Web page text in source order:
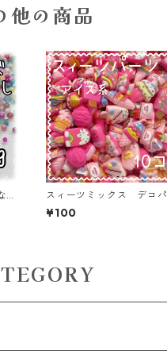
他の商品
スィーツミックス デコパ
ーツ アイス系 10個入
り 貼り付けパーツ【DP-S
¥100